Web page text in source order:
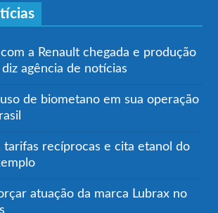
a Renault chegada e produção
agência de notícias
de biometano em sua operação
tarifas recíprocas e cita etanol do
atuação da marca Lubrax no